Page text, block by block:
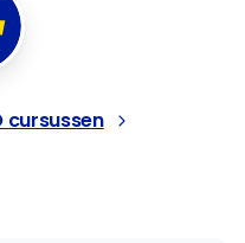
cursussen